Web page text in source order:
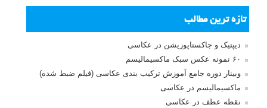
تازه ترین مطالب
دیپتیک و جاکستا‌پوزیشن در عکاسی
۶۰ نمونه عکس سبک ماکسیمالیسم
وبینار دوره جامع آموزش ترکیب بندی عکاسی (فیلم ضبط شده)
ماکسیمالیسم در عکاسی
نقطه عطف در عکاسی